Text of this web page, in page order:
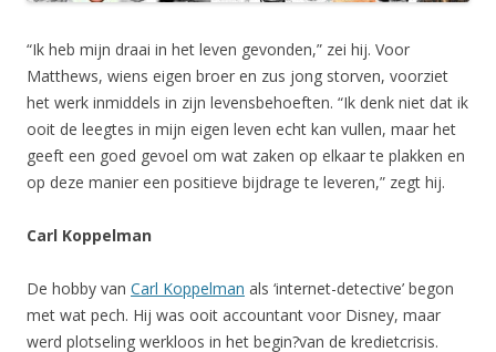
“Ik heb mijn draai in het leven gevonden,” zei hij. Voor
Matthews, wiens eigen broer en zus jong storven, voorziet
het werk inmiddels in zijn levensbehoeften. “Ik denk niet dat ik
ooit de leegtes in mijn eigen leven echt kan vullen, maar het
geeft een goed gevoel om wat zaken op elkaar te plakken en
op deze manier een positieve bijdrage te leveren,” zegt hij.
Carl Koppelman
De hobby van Carl Koppelman als ‘internet-detective’ begon
met wat pech. Hij was ooit accountant voor Disney, maar
werd plotseling werkloos in het begin?van de kredietcrisis.